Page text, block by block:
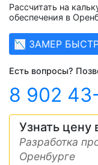
Рассчитать на
обеспечения в
📉 ЗАМЕР
Есть вопросы?
8 902
Узнать цену
Разработка
Оренбурге